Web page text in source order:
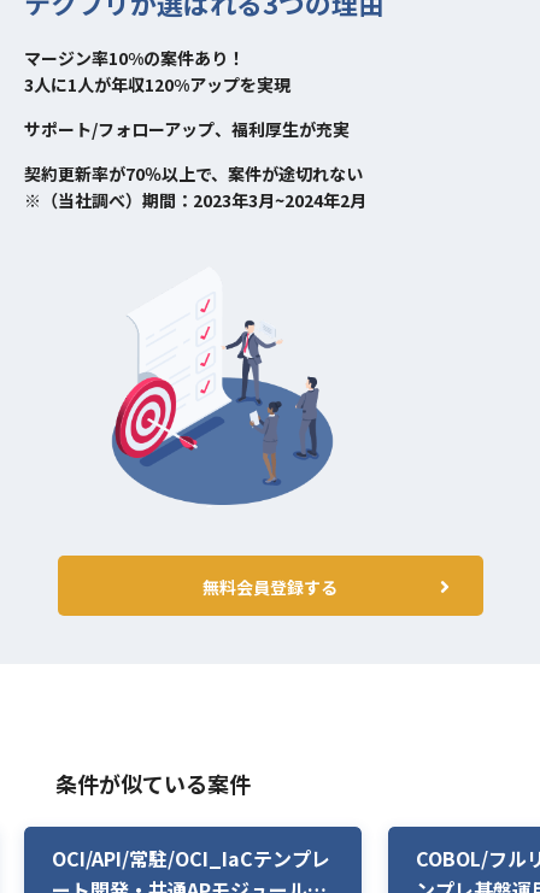
マージン率10%の案件あり！
3人に1人が年収120%アップを実現
サポート/フォローアップ、福利厚生が充実
契約更新率が70％以上で、案件が途切れない
※（当社調べ）期間：2023年3月~2024年2月
無料会員登録する
条件が似ている案件
OCI/API/常駐/OCI_IaCテンプレ
COBOL/フル